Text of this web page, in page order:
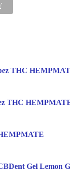
THC
THC
Gel Lemon